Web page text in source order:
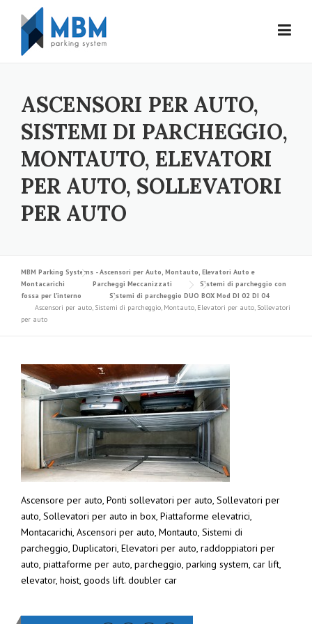
Skip to content
ASCENSORI PER AUTO,
SISTEMI DI PARCHEGGIO,
MONTAUTO, ELEVATORI
PER AUTO, SOLLEVATORI
PER AUTO
MBM Parking Systems - Ascensori per Auto, Montauto, Elevatori Auto e
Montacarichi
Parcheggi Meccanizzati
Sistemi di parcheggio con
fossa per l’interno
Sistemi di parcheggio DUO BOX Mod DI 02 DI 04
Ascensori per auto, Sistemi di parcheggio, Montauto, Elevatori per auto, Sollevatori
per auto
Ascensore per auto, Ponti sollevatori per auto, Sollevatori per
auto, Sollevatori per auto in box, Piattaforme elevatrici,
Montacarichi, Ascensori per auto, Montauto, Sistemi di
parcheggio, Duplicatori, Elevatori per auto, raddoppiatori per
auto, piattaforme per auto, parcheggio, parking system, car lift,
elevator, hoist, goods lift. doubler car